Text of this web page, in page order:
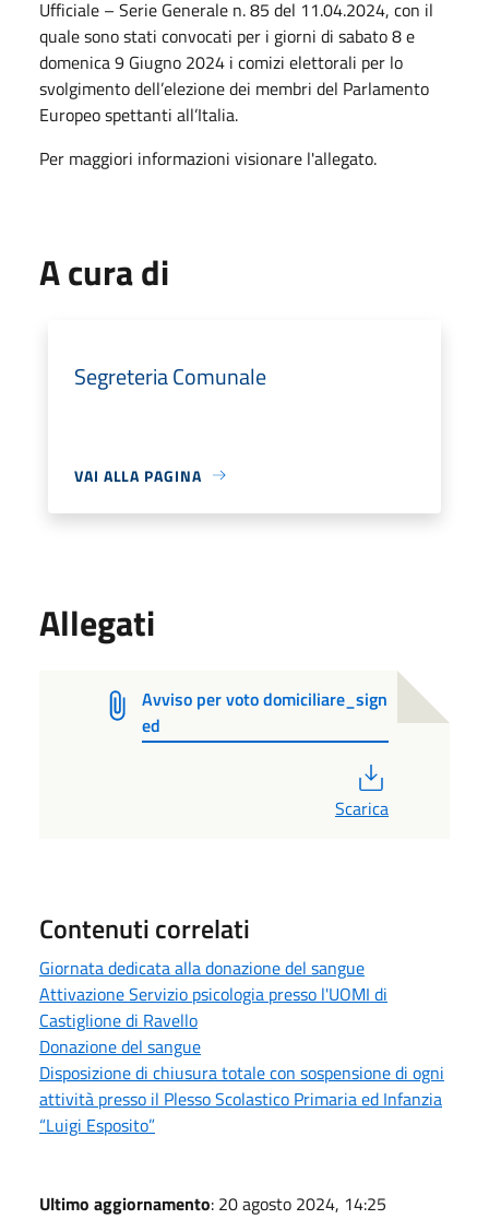
Ufficiale – Serie Generale n. 85 del 11.04.2024, con il
quale sono stati convocati per i giorni di sabato 8 e
domenica 9 Giugno 2024 i comizi elettorali per lo
svolgimento dell’elezione dei membri del Parlamento
Europeo spettanti all’Italia.
Per maggiori informazioni visionare l'allegato.
A cura di
Segreteria Comunale
VAI ALLA PAGINA
Allegati
Avviso per voto domiciliare_sign
ed
Scarica
Contenuti correlati
Giornata dedicata alla donazione del sangue
Attivazione Servizio psicologia presso l'UOMI di
Castiglione di Ravello
Donazione del sangue
Disposizione di chiusura totale con sospensione di ogni
attività presso il Plesso Scolastico Primaria ed Infanzia
“Luigi Esposito”
Ultimo aggiornamento: 20 agosto 2024, 14:25